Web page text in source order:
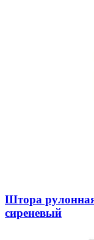
Штора
сиреневый